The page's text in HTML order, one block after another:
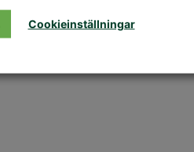
Cookieinställningar